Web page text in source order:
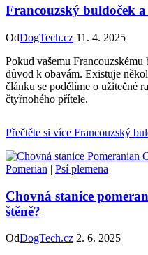
Francouzský buldoček
OdDogTech.cz 11. 4. 2025
Pokud vašemu
důvod k obavám. Existuje
článku se podělíme o užitečné
čtyřnohého přítele.
Přečtěte si více Francouzský
Pomerian | Psí plemena
Chovná stanice
štěně?
OdDogTech.cz 2. 6. 2025